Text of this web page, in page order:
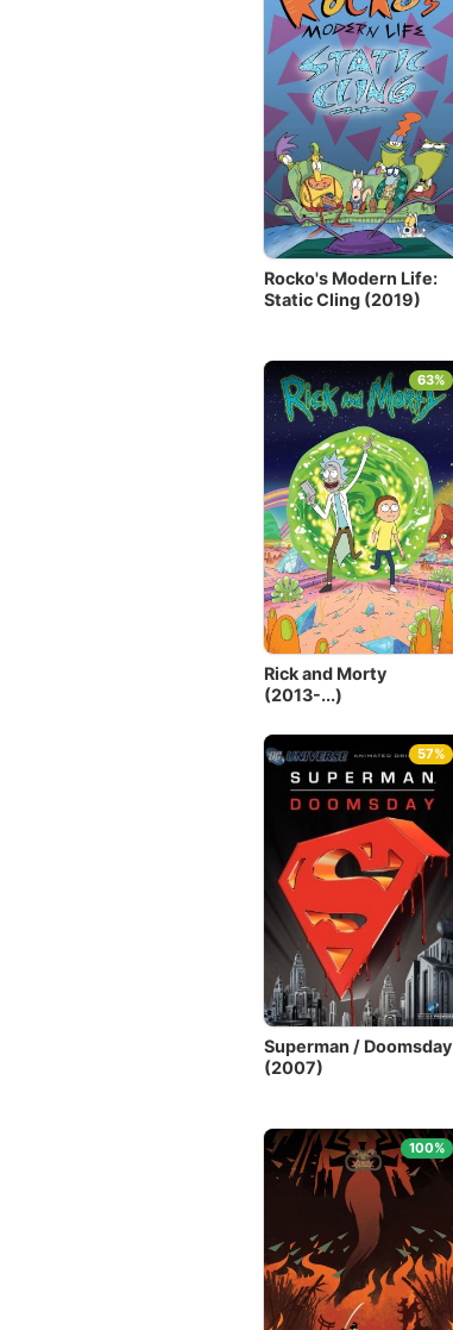
Rocko's Modern Life:
Static Cling (2019)
Rick and Morty
(2013-...)
63%
Superman / Doomsday
(2007)
57%
100%